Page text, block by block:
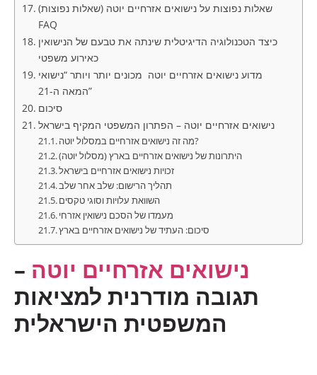
שאלות נפוצות על נישואים אזרחיים יוטה (שאלות נפוצות)
FAQ
כיצד הטכנולוגיה הדיגיטלית שינתה את טבעם של הנישואין
כאירוע משפטי
מדוע נישואים אזרחיים יוטה מכונים יותר ויותר “נישואי
סיכום
נישואים אזרחיים יוטה – הפתרון המשפטי המקיף בישראל
היתרונות של נישואים אזרחיים בארץ (מסלול יוטה)
זכויות נישואים אזרחיים בישראל
תהליך הרישום: שלב אחר שלב
השוואת עלויות וסוגי טקסים
מעמדו של הסכם נישואין אזרחי
סיכום: העתיד של נישואים אזרחיים בארץ
נישואים אזרחייםיוטה–
תגובה מודרנית למציאות
המשפטית הישראלית